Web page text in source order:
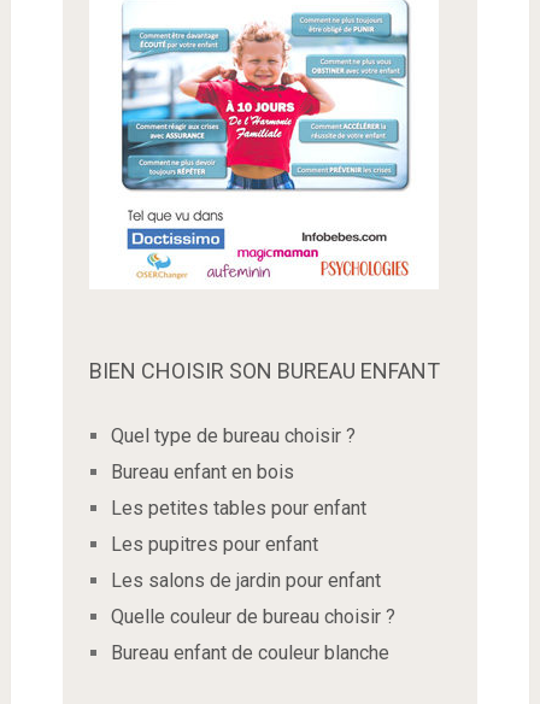
BIEN CHOISIR SON BUREAU ENFANT
Quel type de bureau choisir ?
Bureau enfant en bois
Les petites tables pour enfant
Les pupitres pour enfant
Les salons de jardin pour enfant
Quelle couleur de bureau choisir ?
Bureau enfant de couleur blanche